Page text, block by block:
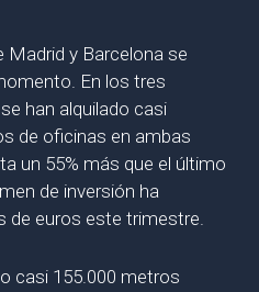
Madrid y Barcelona se
En los tres
han alquilado casi
de oficinas en ambas
un 55% más que el último
de inversión ha
de euros este trimestre.
casi 155.000 metros